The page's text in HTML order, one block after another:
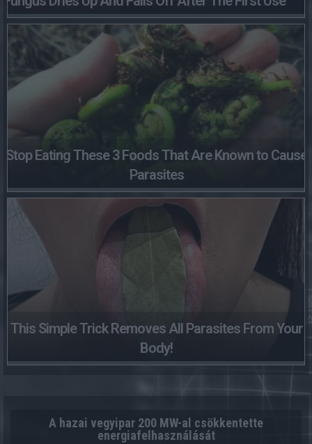
Stop Eating These 3 Foods That Are Known to Cause
Parasites
This Simple Trick Removes All Parasites From Your
Body!
A hazai vegyipar 200 MW-al csökkentette
energiafelhasználását